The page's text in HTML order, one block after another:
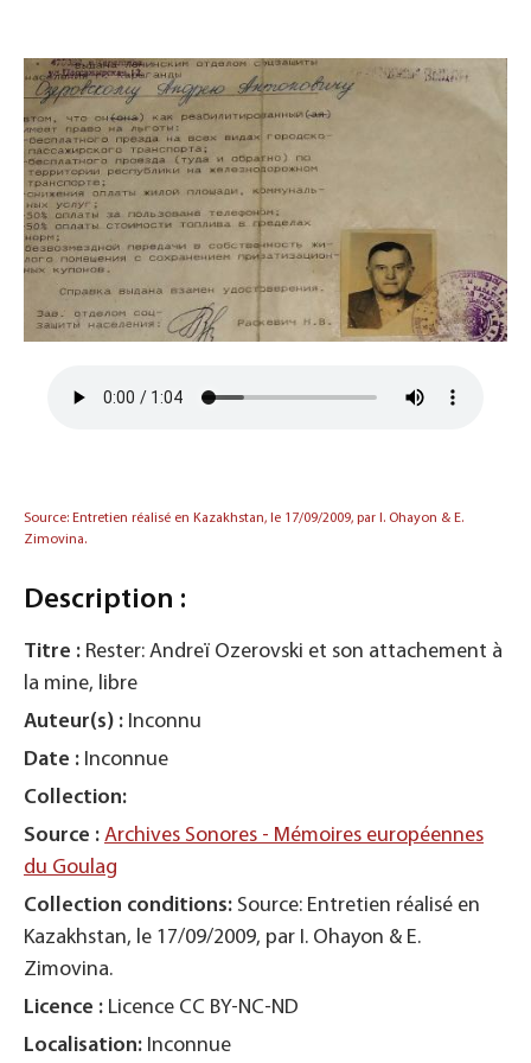
Source: Entretien réalisé en Kazakhstan, le 17/09/2009, par I. Ohayon & E.
Zimovina.
Description :
Titre : Rester: Andreï Ozerovski et son attachement à
la mine, libre
Auteur(s) : Inconnu
Date : Inconnue
Collection:
Source : Archives Sonores - Mémoires européennes
du Goulag
Collection conditions: Source: Entretien réalisé en
Kazakhstan, le 17/09/2009, par I. Ohayon & E.
Zimovina.
Licence : Licence CC BY-NC-ND
Localisation: Inconnue